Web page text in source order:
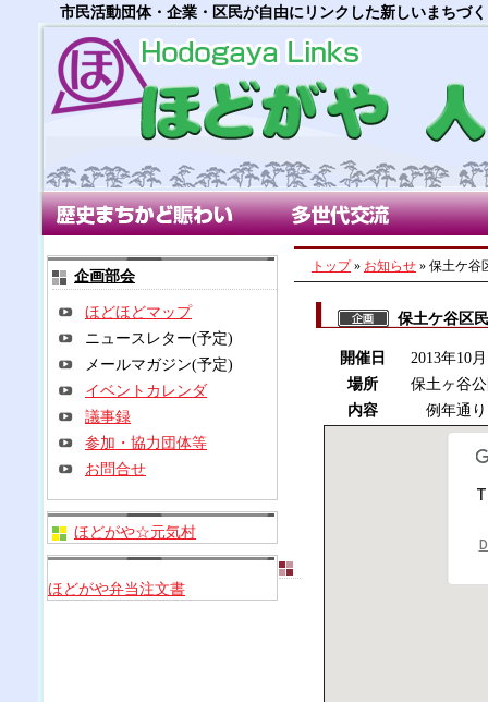
市民活動団体・企業・区民が自由にリンクした新しいまちづ
多世代交流部会 朝市
トップ» お知らせ » 保土ケ谷
保土ケ谷区
開催日
2013年10
場所
保土ヶ谷
内容
例年通り
企画部会
ほどほどマップ
ニュースレター(予定)
メールマガジン(予定)
イベントカレンダ
議事録
参加・協力団体等
お問合せ
ほどがや☆元気村
ほどがや弁当注文書